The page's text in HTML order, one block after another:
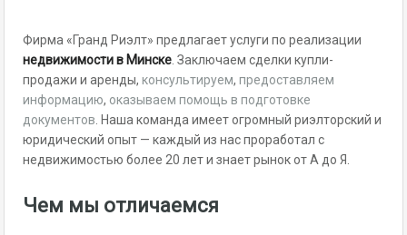
Фирма «Гранд Риэлт» предлагает услуги по реализации
недвижимости в Минске . Заключаем сделки купли-
продажи и аренды, консультируем, предоставляем
информацию, оказываем помощь в подготовке
документов . Наша команда имеет огромный риэлторский и
юридический опыт — каждый из нас проработал с
недвижимостью более 20 лет и знает рынок от А до Я.
Чем мы отличаемся